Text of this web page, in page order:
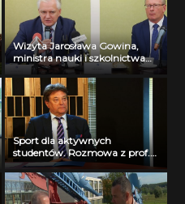
Wizyta Jarosława Gowina,
ministra nauki i szkolnictwa
wyższego na Politechnice
Koszalińskiej
Sport dla aktywnych
studentów. Rozmowa z prof.
Kazimierzem Szymańskim